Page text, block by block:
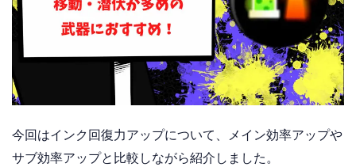
今回はインク回復力アップについて、メイン効率アップや
サブ効率アップと比較しながら紹介しました。